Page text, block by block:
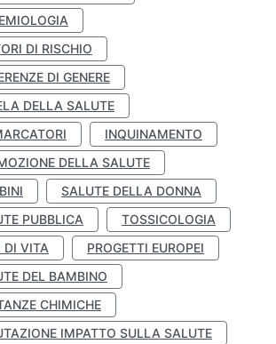
DI RISCHIO
DI GENERE
DELLA SALUTE
INQUINAMENTO
DELLA SALUTE
SALUTE DELLA DONNA
PUBBLICA
TOSSICOLOGIA
DI VITA
PROGETTI EUROPEI
DEL BAMBINO
CHIMICHE
IMPATTO SULLA SALUTE